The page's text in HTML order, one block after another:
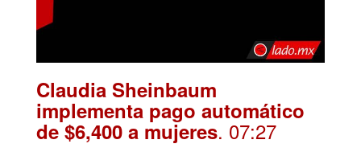
Claudia Sheinbaum
implementa pago automático
de $6,400 a mujeres. 07:27